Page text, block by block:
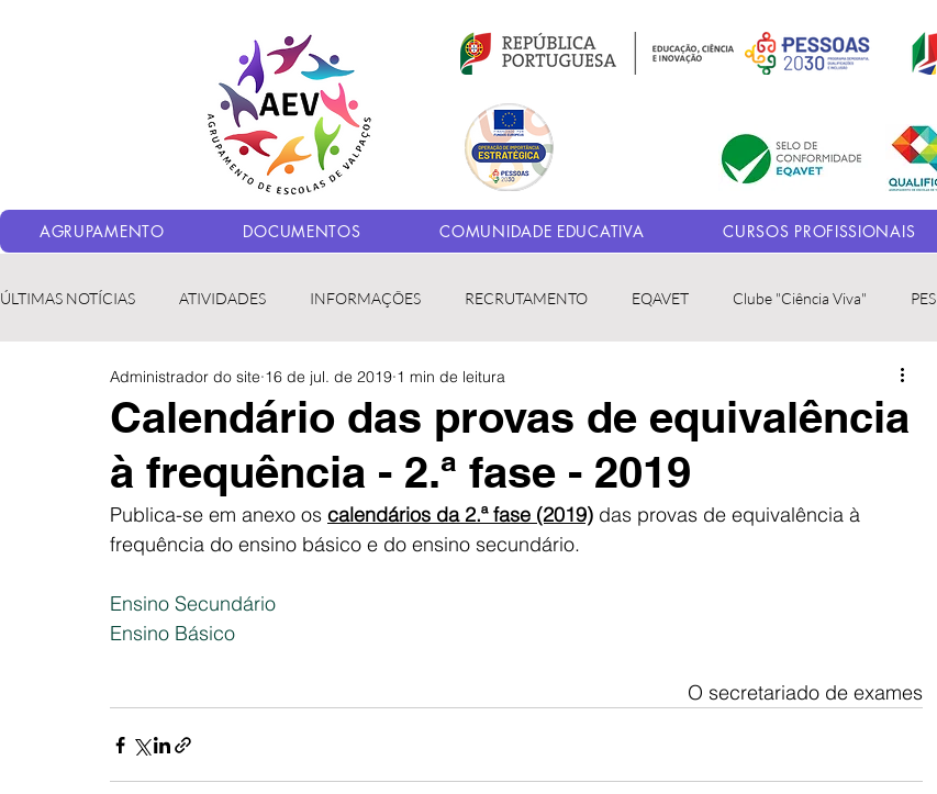
AGRUPAMENTO DOCUMENTOS COMUNIDADE EDUCATIVA CURSOS PROFISSIONAIS
ÚLTIMAS NOTÍCIAS ATIVIDADES INFORMAÇÕES RECRUTAMENTO EQAVET Clube "Ciência Viva" PES
Bibliotecas LER fora da Escola ERASMUS+ LED
Calendário das provas de equivalência
à frequência - 2.ª fase - 2019
Administrador do site 16 de jul. de 2019 1 min de leitura
Publica-se em anexo os calendários da 2.ª fase (2019) das provas de equivalência à
frequência do ensino básico e do ensino secundário.
Ensino Secundário
Ensino Básico
O secretariado de exames